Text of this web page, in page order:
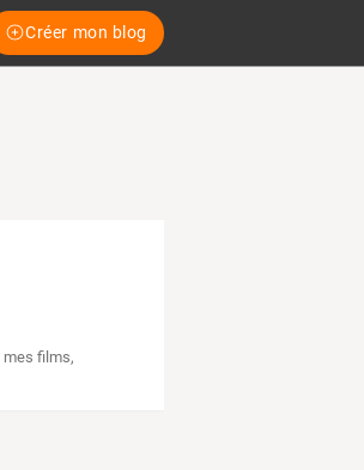
Créer mon blog
mes films,